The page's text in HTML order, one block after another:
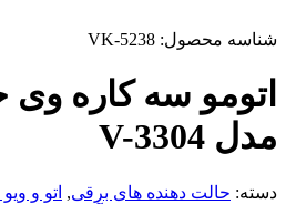
شناسه محصول: VK-5238
مدل V-3304
دسته: حالت دهنده های برقی, اتو و